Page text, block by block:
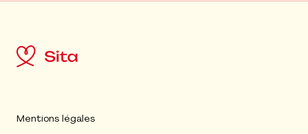
Mentions légales